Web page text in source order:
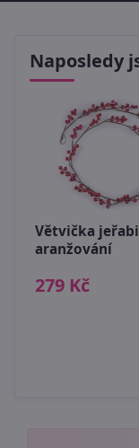
Naposledy
Větvička
aranžování
279 Kč